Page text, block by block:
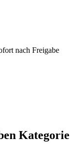
nach Freigabe
Kategorie